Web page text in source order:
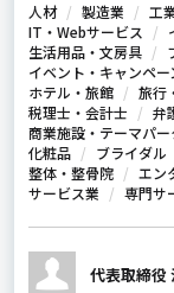
人材
製造業 工
IT・Webサービス
生活用品・文房具
イベント・キャンペー
ホテル・旅館
旅行
税理士・会計士
弁
商業施設・テーマパ
化粧品
ブライダル
整体・整骨院
エン
サービス業
専門サ
代表取締